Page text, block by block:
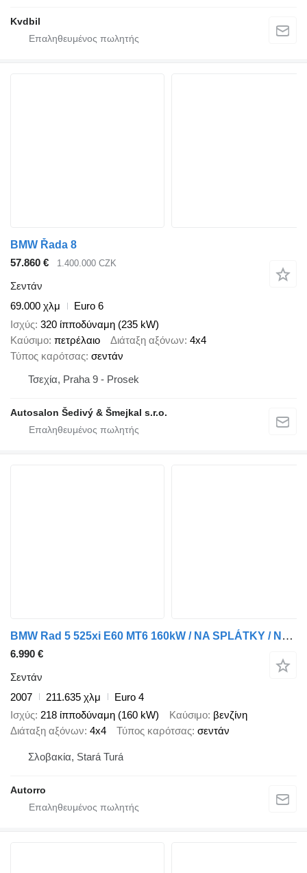
Kvdbil
BMW Řada 8
57.860 €
1.400.000 CZK
Σεντάν
69.000 χλμ
Euro 6
Ισχύς 320 ίπποδύναμη (235 kW)
Καύσιμο πετρέλαιο Διάταξη αξόνων 4x4
Τύπος καρότσας σεντάν
Τσεχία, Praha 9 - Prosek
Autosalon Šedivý & Šmejkal s.r.o.
BMW Rad 5 525xi E60 MT6 160kW / NA SPLÁTKY / NA PROTIÚČET
6.990 €
Σεντάν
2007
211.635 χλμ
Euro 4
Ισχύς 218 ίπποδύναμη (160 kW) Καύσιμο βενζίνη
Διάταξη αξόνων 4x4 Τύπος καρότσας σεντάν
Σλοβακία, Stará Turá
Autorro